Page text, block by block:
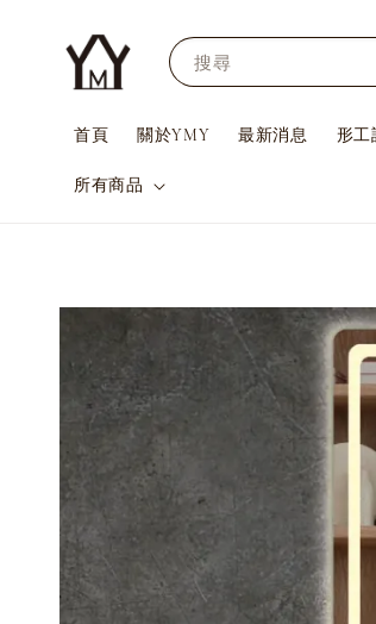
搜尋
首頁 關於YMY 最新消息 形工
所有商品